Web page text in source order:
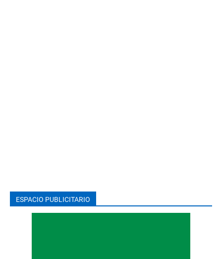
ESPACIO PUBLICITARIO